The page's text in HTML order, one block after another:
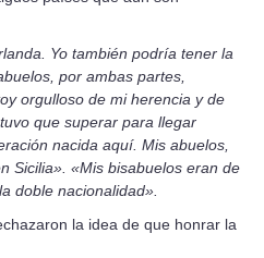
Yo también podría tener la
por ambas partes,
orgulloso de mi herencia y de
que superar para llegar
nacida aquí. Mis abuelos,
Sicilia». «Mis bisabuelos eran de
doble nacionalidad».
la idea de que honrar la